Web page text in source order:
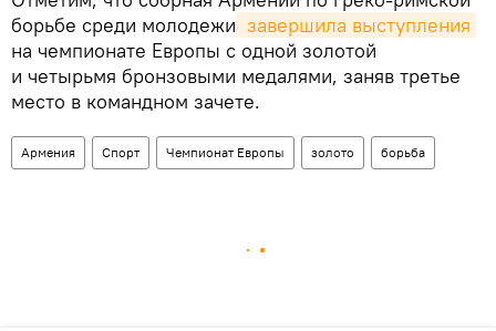
борьбе среди молодежи завершила выступления
на чемпионате Европы с одной золотой
и четырьмя бронзовыми медалями, заняв третье
место в командном зачете.
Армения Спорт Чемпионат Европы золото борьба